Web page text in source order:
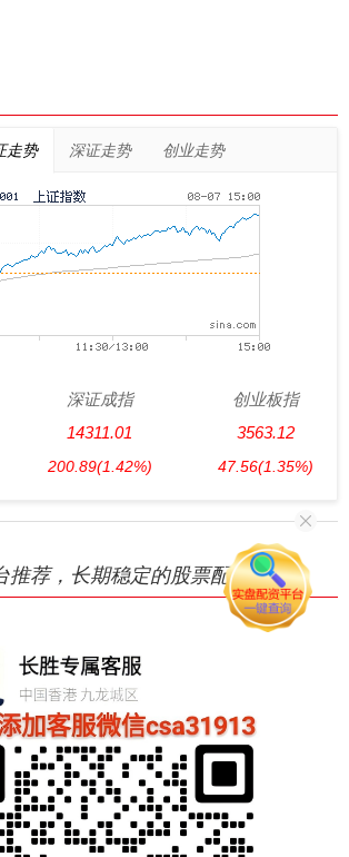
走势 深证走势 创业走势
深证成指
14311.01
200.89(1.42%)
创业板指
3563.12
47.56(1.35%)
推荐，长期稳定的股票配资服务